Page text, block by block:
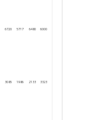
6720 5717 6480 6000
3085 1986 2133 3323